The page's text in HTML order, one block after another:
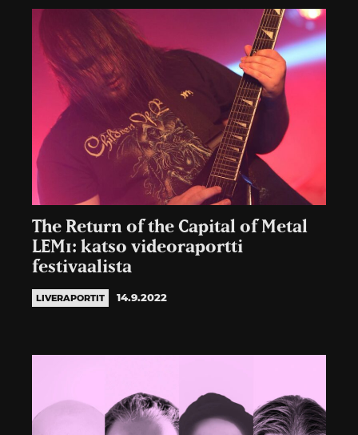
The Return of the Capital of Metal
LEM1: katso videoraportti
festivaalista
LIVERAPORTIT 14.9.2022